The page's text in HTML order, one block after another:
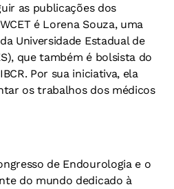
as publicações dos
é Lorena Souza, uma
Universidade Estadual de
que também é bolsista do
Por sua iniciativa, ela
os trabalhos dos médicos
de Endourologia e o
do mundo dedicado à